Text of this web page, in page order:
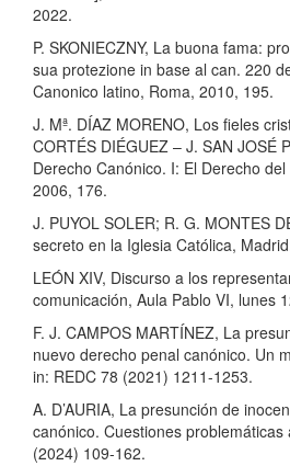
2022.
P. SKONIECZNY, La buona fama:
sua protezione in base al can. 220
Canonico latino, Roma, 2010, 195.
J. Mª. DÍAZ MORENO, Los fieles
CORTÉS DIÉGUEZ – J. SAN JOSÉ
Derecho Canónico. I: El Derecho
2006, 176.
J. PUYOL SOLER; R. G. MONTES
secreto en la Iglesia Católica,
LEÓN XIV, Discurso a los
comunicación, Aula Pablo VI, lunes
F. J. CAMPOS MARTÍNEZ, La
nuevo derecho penal canónico. Un
in: REDC 78 (2021) 1211-1253.
A. D’AURIA, La presunción de
canónico. Cuestiones
(2024) 109-162.